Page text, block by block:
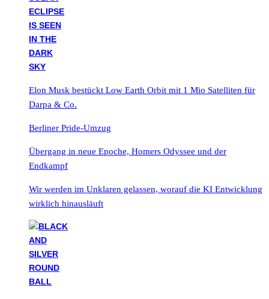
Elon Musk bestückt Low Earth Orbit mit 1 Mio Satelliten für
Darpa & Co.
Berliner Pride-Umzug
Übergang in neue Epoche, Homers Odyssee und der
Endkampf
Wir werden im Unklaren gelassen, worauf die KI Entwicklung
wirklich hinausläuft